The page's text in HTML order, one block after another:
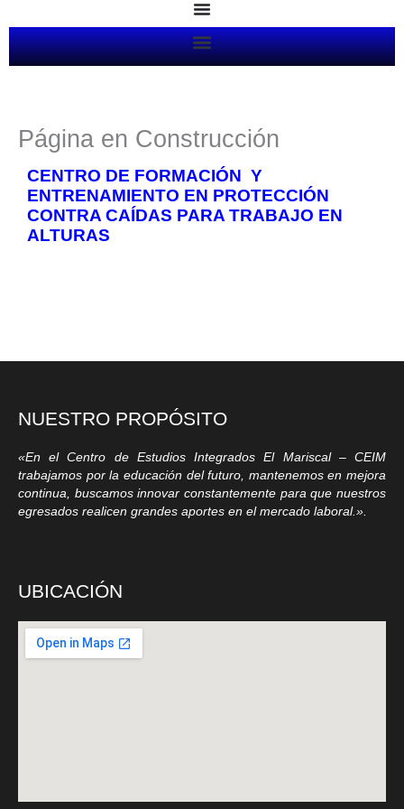
contenido
Página en Construcción
CENTRO DE FORMACIÓN Y
ENTRENAMIENTO EN PROTECCIÓN
CONTRA CAÍDAS PARA TRABAJO EN
ALTURAS
NUESTRO PROPÓSITO
«En el Centro de Estudios Integrados El Mariscal – CEIM
trabajamos por la educación del futuro, mantenemos en mejora
continua, buscamos innovar constantemente para que nuestros
egresados realicen grandes aportes en el mercado laboral.».
UBICACIÓN